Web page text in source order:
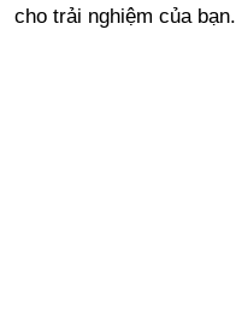
cho trải nghiệm của bạn.